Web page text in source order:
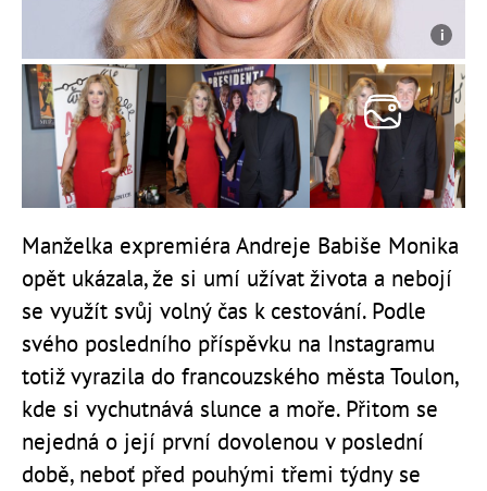
Manželka expremiéra Andreje Babiše Monika
opět ukázala, že si umí užívat života a nebojí
se využít svůj volný čas k cestování. Podle
svého posledního příspěvku na Instagramu
totiž vyrazila do francouzského města Toulon,
kde si vychutnává slunce a moře. Přitom se
nejedná o její první dovolenou v poslední
době, neboť před pouhými třemi týdny se